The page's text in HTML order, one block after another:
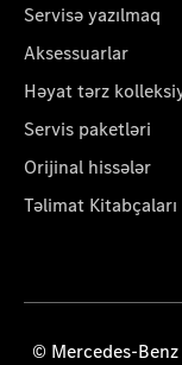
Servisə yazılmaq
Aksessuarlar
Həyat tərz
Servis paketləri
Orijinal hissələr
Təlimat Kitabçaları
© Mercedes-